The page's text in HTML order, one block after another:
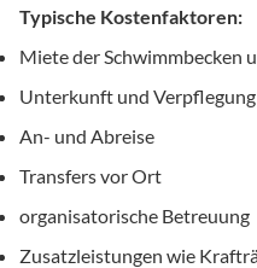
Typische Kostenfaktoren:
Miete der Schwimmbecken
Unterkunft und
An- und Abreise
Transfers vor Ort
organisatorische Betreuung
Zusatzleistungen wie